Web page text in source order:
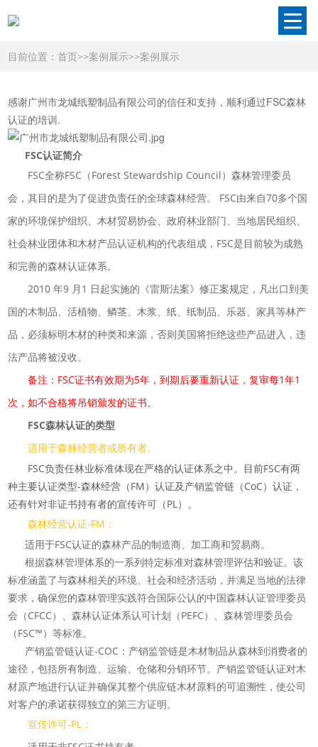
目前位置：首页>>案例展示>>案例展示
感谢广州市龙城纸塑制品有限公司的信任和支持，顺利通过FSC森林
认证的培训.
FSC认证简介
FSC全称FSC（Forest Stewardship Council）森林管理委员
会，其目的是为了促进负责任的全球森林经营。 FSC由来自70多个国
家的环境保护组织、木材贸易协会、政府林业部门、当地居民组织、
社会林业团体和木材产品认证机构的代表组成，FSC是目前较为成熟
和完善的森林认证体系。
2010 年9 月1 日起实施的《雷斯法案》修正案规定，凡出口到美
国的木制品、活植物、鳞茎、木浆、纸、纸制品、乐器、家具等林产
品，必须标明木材的种类和来源，否则美国将拒绝这些产品进入，违
法产品将被没收。
备注：FSC证书有效期为5年，到期后要重新认证，复审每1年1
次，如不合格将吊销颁发的证书。
FSC森林认证的类型
适用于森林经营者或所有者。
FSC负责任林业标准体现在严格的认证体系之中。目前FSC有两
种主要认证类型-森林经营（FM）认证及产销监管链（CoC）认证，
还有针对非证书持有者的宣传许可（PL）。
森林经营认证-FM：
适用于FSC认证的森林产品的制造商、加工商和贸易商。
根据森林管理体系的一系列特定标准对森林管理评估和验证。该
标准涵盖了与森林相关的环境、社会和经济活动，并满足当地的法律
要求，确保您的森林管理实践符合国际公认的中国森林认证管理委员
会（CFCC）、森林认证体系认可计划（PEFC）、森林管理委员会
（FSC™）等标准。
产销监管链认证-COC：产销监管链是木材制品从森林到消费者的
途径，包括所有制造、运输、仓储和分销环节。产销监管链认证对木
材原产地进行认证并确保其整个供应链木材原料的可追溯性，使公司
对客户的承诺获得独立的第三方证明。
宣传许可-PL：